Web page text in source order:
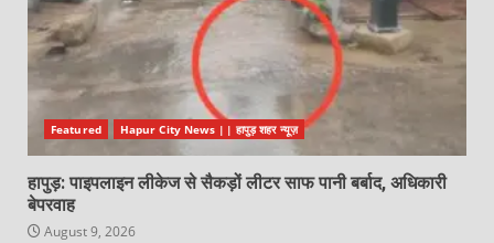
Featured Hapur City News || हापुड़ शहर न्यूज़
हापुड़: पाइपलाइन लीकेज से सैकड़ों लीटर साफ पानी बर्बाद, अधिकारी
बेपरवाह
August 9, 2026